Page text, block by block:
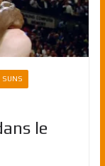
SUNS
le